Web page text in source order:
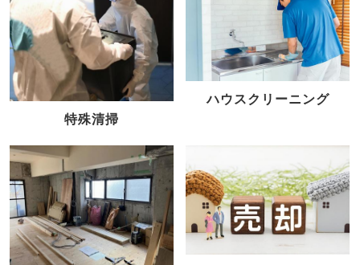
特殊清掃
ハウスクリーニング